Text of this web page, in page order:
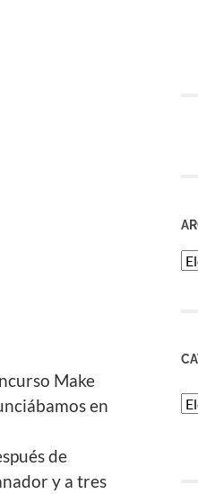
Make
en
de
y a tres